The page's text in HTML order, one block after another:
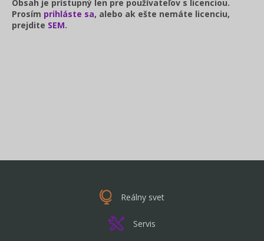
Obsah je prístupný len pre používateľov s licenciou.
Prosím prihláste sa, alebo ak ešte nemáte licenciu,
prejdite SEM.
Reálny svet
Servis